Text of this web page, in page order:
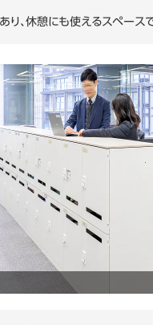
り、休憩にも使えるスペース